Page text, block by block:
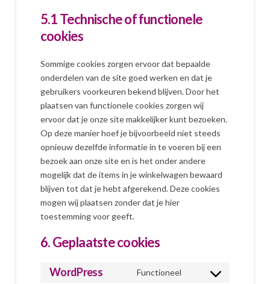
5.1 Technische of functionele
cookies
Sommige cookies zorgen ervoor dat bepaalde
onderdelen van de site goed werken en dat je
gebruikers voorkeuren bekend blijven. Door het
plaatsen van functionele cookies zorgen wij
ervoor dat je onze site makkelijker kunt bezoeken.
Op deze manier hoef je bijvoorbeeld niet steeds
opnieuw dezelfde informatie in te voeren bij een
bezoek aan onze site en is het onder andere
mogelijk dat de items in je winkelwagen bewaard
blijven tot dat je hebt afgerekend. Deze cookies
mogen wij plaatsen zonder dat je hier
toestemming voor geeft.
6. Geplaatste cookies
WordPress Functioneel
Consent